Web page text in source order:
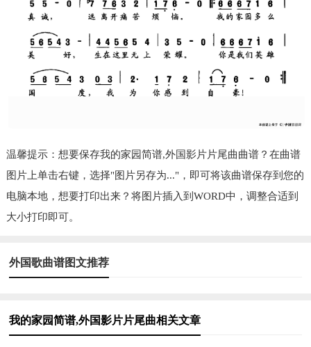
温馨提示：想要保存我的家园简谱,外国影片片尾曲曲谱？在曲谱
图片上单击右键，选择"图片另存为..."，即可将该曲谱保存到您的
电脑本地，想要打印出来？将图片插入到WORD中，调整合适到
大小打印即可。
外国歌曲谱图文推荐
我的家园简谱,外国影片片尾曲相关文章